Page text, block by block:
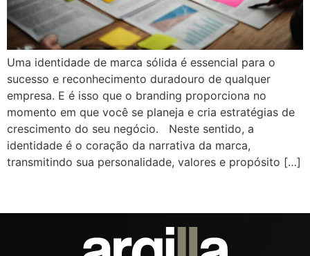
Uma identidade de marca sólida é essencial para o
sucesso e reconhecimento duradouro de qualquer
empresa. E é isso que o branding proporciona no
momento em que você se planeja e cria estratégias de
crescimento do seu negócio. Neste sentido, a
identidade é o coração da narrativa da marca,
transmitindo sua personalidade, valores e propósito […]